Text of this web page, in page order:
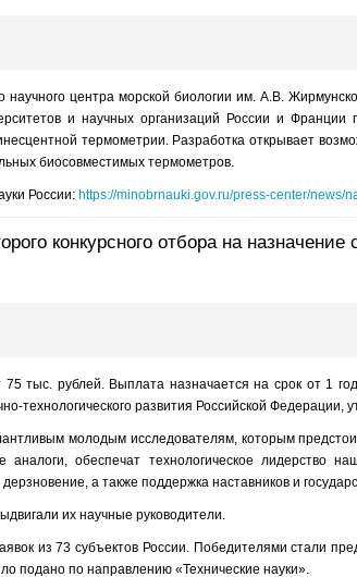
научного центра морской биологии им. А.В.
и научных организаций России и Франции
термометрии. Разработка открывает
биосовместимых термометров.
России: https://minobrnauki.gov.ru/press-center/news/
конкурсного отбора на
тыс. рублей. Выплата назначается на срок от 1
технологического развития Российской
молодым исследователям, которым
аналоги, обеспечат технологическое лидерство
а также поддержка наставников и
их научные руководители.
из 73 субъектов России. Победителями стали
подано по направлению «Технические науки».